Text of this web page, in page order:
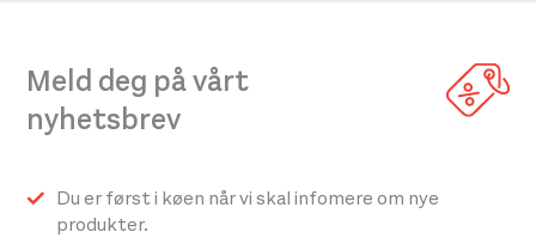
Meld deg på vårt
nyhetsbrev
Du er først i køen når vi skal infomere om nye
produkter.